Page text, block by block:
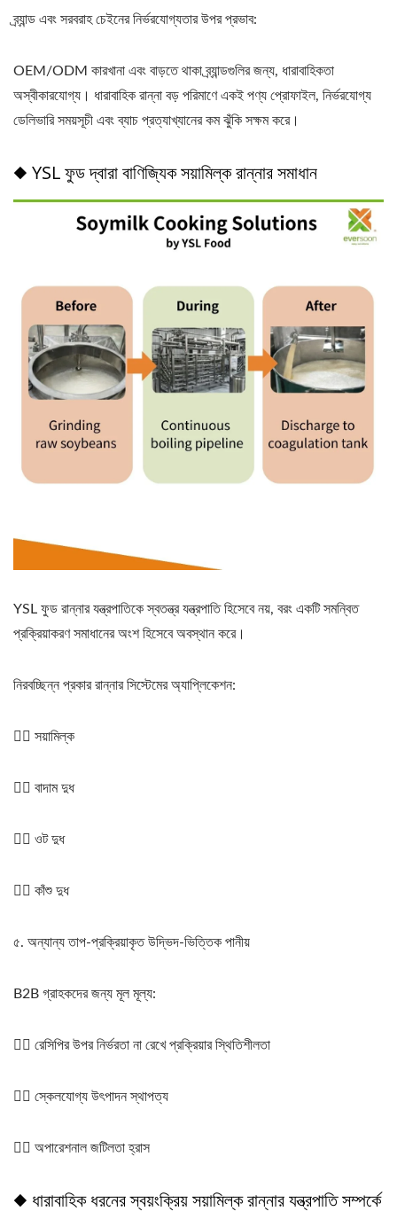
ব্র্যান্ড এবং সরবরাহ চেইনের নির্ভরযোগ্যতার উপর প্রভাব:
OEM/ODM কারখানা এবং বাড়তে থাকা ব্র্যান্ডগুলির জন্য, ধারাবাহিকতা
অস্বীকারযোগ্য। ধারাবাহিক রান্না বড় পরিমাণে একই পণ্য প্রোফাইল, নির্ভরযোগ্য
ডেলিভারি সময়সূচী এবং ব্যাচ প্রত্যাখ্যানের কম ঝুঁকি সক্ষম করে।
◆ YSL ফুড দ্বারা বাণিজ্যিক সয়ামিল্ক রান্নার সমাধান
YSL ফুড রান্নার যন্ত্রপাতিকে স্বতন্ত্র যন্ত্রপাতি হিসেবে নয়, বরং একটি সমন্বিত
প্রক্রিয়াকরণ সমাধানের অংশ হিসেবে অবস্থান করে।
নিরবচ্ছিন্ন প্রকার রান্নার সিস্টেমের অ্যাপ্লিকেশন:
১️⃣ সয়ামিল্ক
২️⃣ বাদাম দুধ
৩️⃣ ওট দুধ
৪️⃣ কাঁশু দুধ
৫. অন্যান্য তাপ-প্রক্রিয়াকৃত উদ্ভিদ-ভিত্তিক পানীয়
B2B গ্রাহকদের জন্য মূল মূল্য:
১️⃣ রেসিপির উপর নির্ভরতা না রেখে প্রক্রিয়ার স্থিতিশীলতা
২️⃣ স্কেলযোগ্য উৎপাদন স্থাপত্য
৩️⃣ অপারেশনাল জটিলতা হ্রাস
◆ ধারাবাহিক ধরনের স্বয়ংক্রিয় সয়ামিল্ক রান্নার যন্ত্রপাতি সম্পর্কে